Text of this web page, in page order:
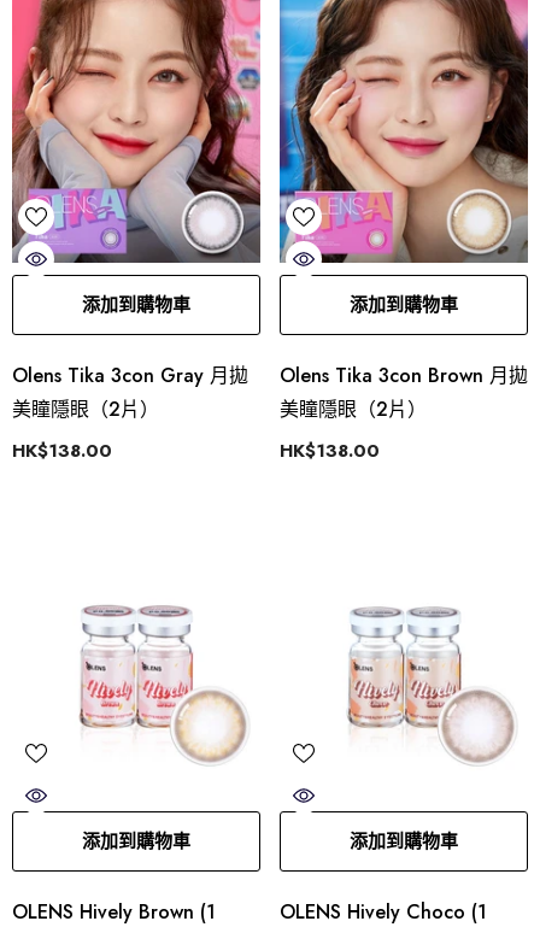
添加到購物車
Olens Tika 3con Gray 月拋
美瞳隱眼（2片）
HK$138.00
添加到購物車
Olens Tika 3con Brown 月拋
美瞳隱眼（2片）
HK$138.00
添加到購物車
OLENS Hively Brown (1
添加到購物車
OLENS Hively Choco (1